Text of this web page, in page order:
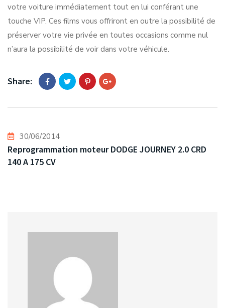
votre voiture immédiatement tout en lui conférant une
touche VIP. Ces films vous offriront en outre la possibilité de
préserver votre vie privée en toutes occasions comme nul
n’aura la possibilité de voir dans votre véhicule.
Share:
30/06/2014
Reprogrammation moteur DODGE JOURNEY 2.0 CRD
140 A 175 CV